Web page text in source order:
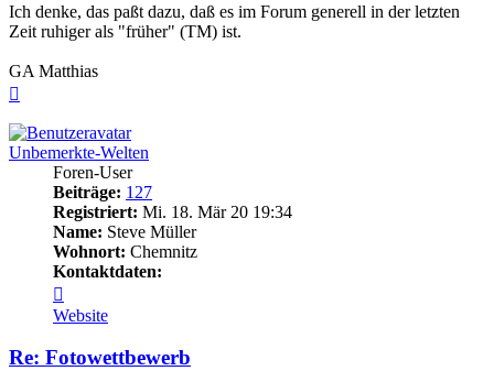
Ich denke, das paßt dazu, daß es im Forum generell in der letzten
Zeit ruhiger als "früher" (TM) ist.
GA Matthias
Unbemerkte-Welten
Foren-User
Beiträge: 127
Registriert: Mi. 18. Mär 20 19:34
Name: Steve Müller
Wohnort: Chemnitz
Kontaktdaten:
von
Unbemerkte-
Welten
Website
Re: Fotowettbewerb